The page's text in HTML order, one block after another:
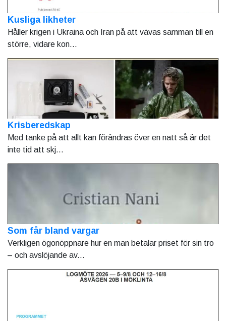
Kusliga likheter
Håller krigen i Ukraina och Iran på att vävas samman till en
större, vidare kon...
Krisberedskap
Med tanke på att allt kan förändras över en natt så är det
inte tid att skj...
Som får bland vargar
Verkligen ögonöppnare hur en man betalar priset för sin tro
– och avslöjande av...